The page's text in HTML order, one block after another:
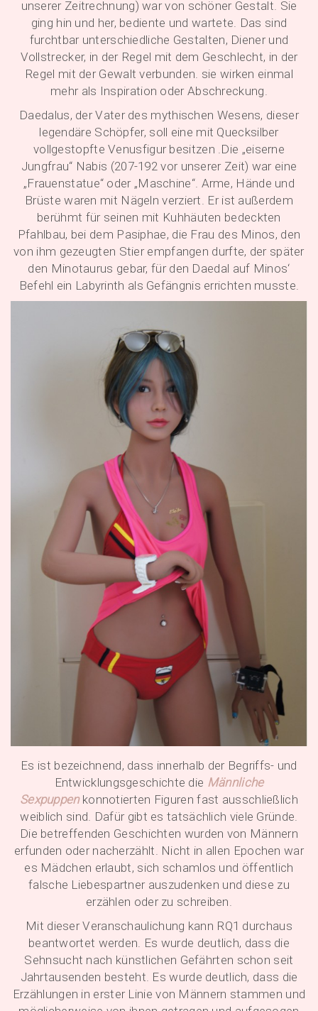
unserer Zeitrechnung) war von schöner Gestalt. Sie
ging hin und her, bediente und wartete. Das sind
furchtbar unterschiedliche Gestalten, Diener und
Vollstrecker, in der Regel mit dem Geschlecht, in der
Regel mit der Gewalt verbunden. sie wirken einmal
mehr als Inspiration oder Abschreckung.
Daedalus, der Vater des mythischen Wesens, dieser
legendäre Schöpfer, soll eine mit Quecksilber
vollgestopfte Venusfigur besitzen .Die „eiserne
Jungfrau“ Nabis (207-192 vor unserer Zeit) war eine
„Frauenstatue“ oder „Maschine“. Arme, Hände und
Brüste waren mit Nägeln verziert. Er ist außerdem
berühmt für seinen mit Kuhhäuten bedeckten
Pfahlbau, bei dem Pasiphae, die Frau des Minos, den
von ihm gezeugten Stier empfangen durfte, der später
den Minotaurus gebar, für den Daedal auf Minos‘
Befehl ein Labyrinth als Gefängnis errichten musste.
Es ist bezeichnend, dass innerhalb der Begriffs- und
Entwicklungsgeschichte die Männliche
Sexpuppenkonnotierten Figuren fast ausschließlich
weiblich sind. Dafür gibt es tatsächlich viele Gründe.
Die betreffenden Geschichten wurden von Männern
erfunden oder nacherzählt. Nicht in allen Epochen war
es Mädchen erlaubt, sich schamlos und öffentlich
falsche Liebespartner auszudenken und diese zu
erzählen oder zu schreiben.
Mit dieser Veranschaulichung kann RQ1 durchaus
beantwortet werden. Es wurde deutlich, dass die
Sehnsucht nach künstlichen Gefährten schon seit
Jahrtausenden besteht. Es wurde deutlich, dass die
Erzählungen in erster Linie von Männern stammen und